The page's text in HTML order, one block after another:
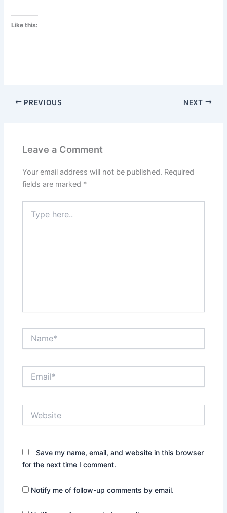
Like this:
PREVIOUS NEXT
Leave a Comment
Your email address will not be published. Required
fields are marked *
here..
Save my name, email, and website in this browser
for the next time I comment.
Notify me of follow-up comments by email.